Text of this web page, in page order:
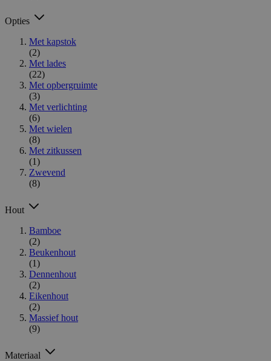
Opties
Met kapstok
(2)
Met lades
(22)
Met opbergruimte
(3)
Met verlichting
(6)
Met wielen
(8)
Met zitkussen
(1)
Zwevend
(8)
Hout
Bamboe
(2)
Beukenhout
(1)
Dennenhout
(2)
Eikenhout
(2)
Massief hout
(9)
Materiaal